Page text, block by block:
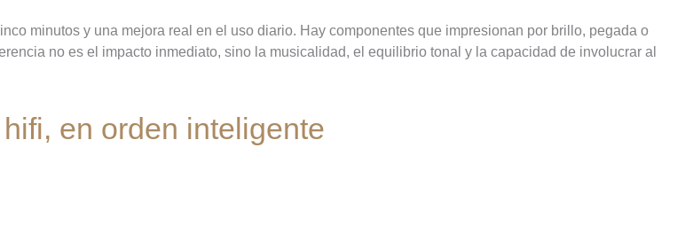
minutos y una mejora real en el uso diario. Hay componentes que impresionan por brillo, pegada o
no es el impacto inmediato, sino la musicalidad, el equilibrio tonal y la capacidad de involucrar al
en orden inteligente